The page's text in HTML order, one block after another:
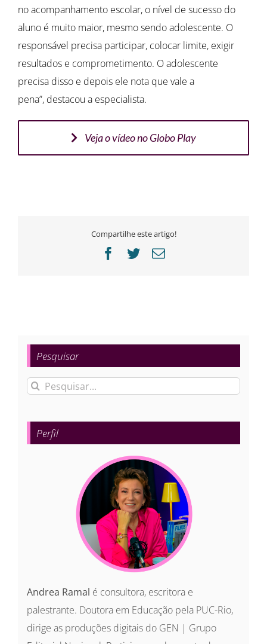
no acompanhamento escolar, o nível de sucesso do
aluno é muito maior, mesmo sendo adolescente. O
responsável precisa participar, colocar limite, exigir
resultados e comprometimento. O adolescente
precisa disso e depois ele nota que vale a
pena”, destacou a especialista.
Veja o vídeo no Globo Play
Compartilhe este artigo!
Facebook
Twitter
E-
Pesquisar
Buscar
para:
Perfil
Andrea Ramal é consultora, escritora e
palestrante. Doutora em Educação pela PUC-Rio,
dirige as produções digitais do GEN | Grupo